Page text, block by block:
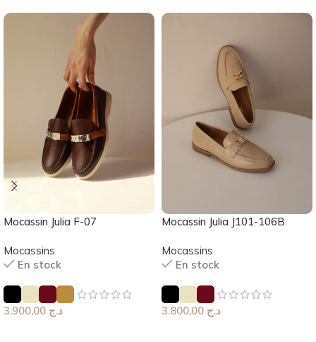
Mocassin Julia F-07
Mocassins
En stock
د.ج
Mocassin Julia J101-106B
Mocassins
En stock
د.ج